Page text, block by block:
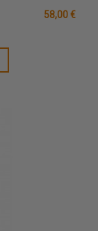
58,00 €